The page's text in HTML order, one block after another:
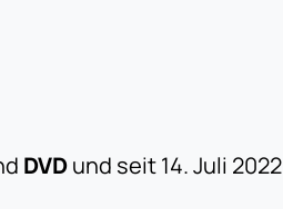
DVDund seit 14. Juli 2022